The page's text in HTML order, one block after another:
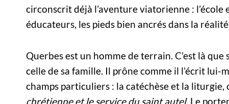
circonscrit déjà l’aventure viatorienne : l’école
éducateurs, les pieds bien ancrés dans la
Querbes est un homme de terrain. C’est là
celle de sa famille. Il prône comme il l’écrit lui-
champs particuliers : la catéchèse et la liturgie,
chrétienne et le service du saint autel. Le